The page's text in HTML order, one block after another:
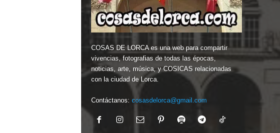
COSAS DE LORCA es una web para compartir
vivencias, fotografias de todas las épocas,
noticias, arte, música, y COSICAS relacionadas
con la ciudad de Lorca.
Contáctanos: cosasdelorca@gmail.com